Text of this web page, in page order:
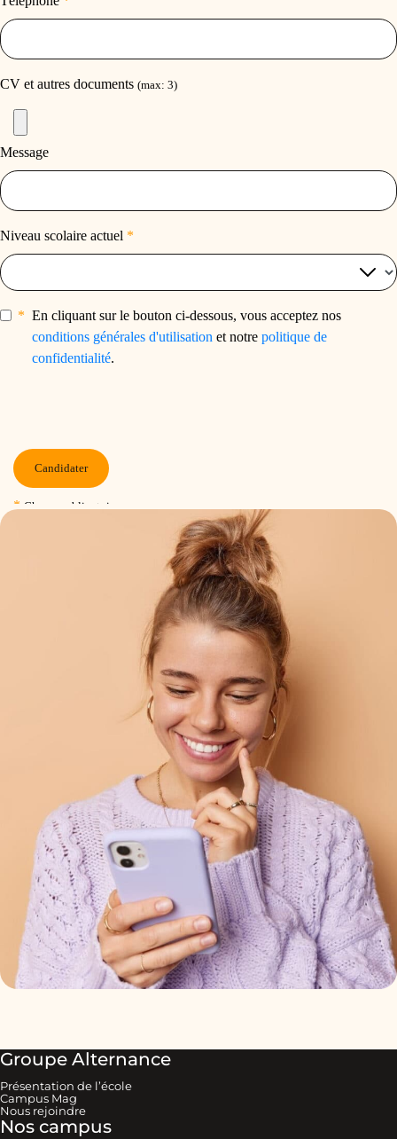
Groupe Alternance
Présentation de l’école
Campus Mag
Nous rejoindre
Nos campus